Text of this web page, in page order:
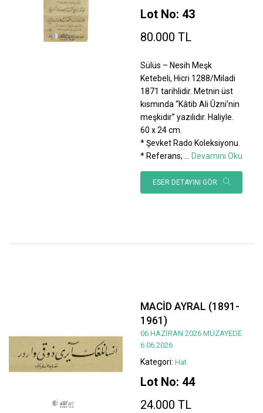
Lot No: 43
80.000 TL
Sülüs – Nesih Meşk
Ketebeli, Hicri 1288/Miladi
1871 tarihlidir. Metnin üst
kısmında “Kâtib Ali Ûzni’nin
meşkidir” yazılıdır. Haliyle.
60 x 24 cm.
* Şevket Rado Koleksiyonu.
* Referans;
Devamını Oku
ESER DETAYINI GÖR
MACİD AYRAL (1891-
1961)
06 HAZİRAN 2026 MÜZAYEDE
6.06.2026
Kategori: Hat
Lot No: 44
24.000 TL